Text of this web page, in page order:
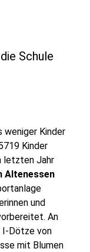
Schule
weniger Kinder
Kinder
letzten Jahr
Altenessen
und
An
I-Dötze von
mit Blumen